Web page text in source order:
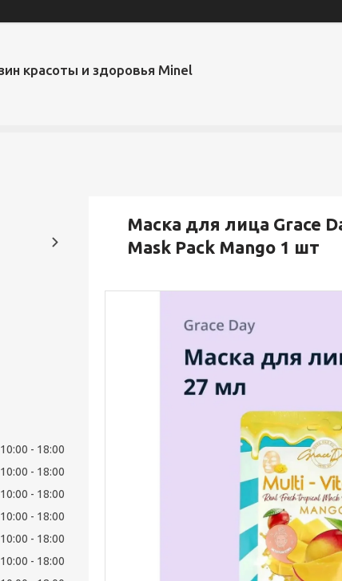
красоты и здоровья Minel
Маска для лица Grace
Mask Pack Mango 1 шт
10:00
18:00
10:00
18:00
10:00
18:00
10:00
18:00
10:00
18:00
10:00
18:00